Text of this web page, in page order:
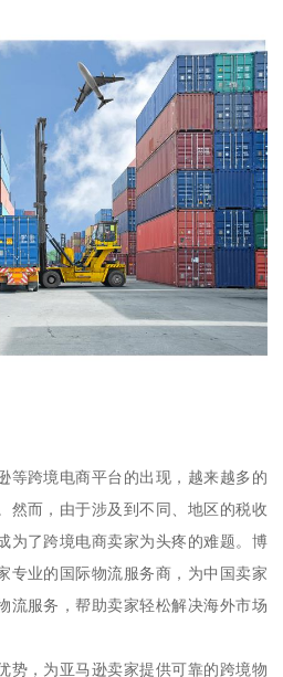
等跨境电商平台的出现，越来越多的
然而，由于涉及到不同、地区的税收
为了跨境电商卖家为头疼的难题。博
专业的国际物流服务商，为中国卖家
流服务，帮助卖家轻松解决海外市场
势，为亚马逊卖家提供可靠的跨境物